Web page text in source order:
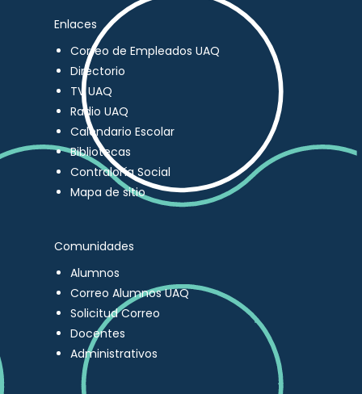
Enlaces
Correo de Empleados UAQ
Directorio
TV UAQ
Radio UAQ
Calendario Escolar
Bibliotecas
Contraloría Social
Mapa de sitio
Comunidades
Alumnos
Correo Alumnos UAQ
Solicitud Correo
Docentes
Administrativos